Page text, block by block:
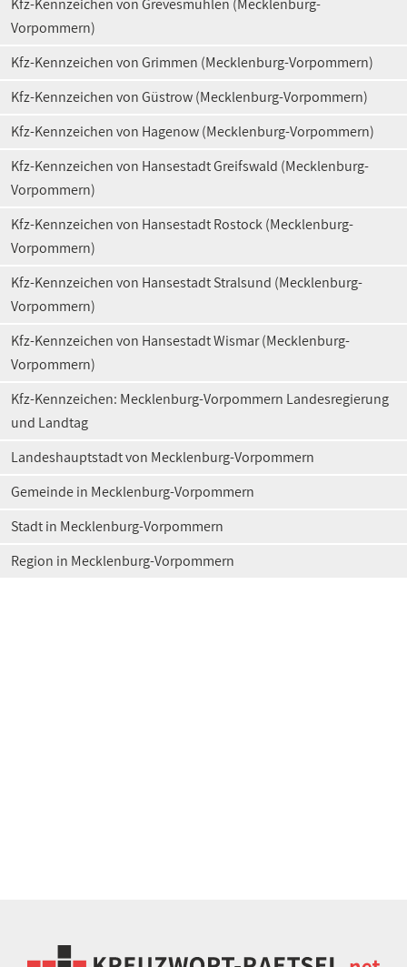
Kfz-Kennzeichen von Grevesmühlen (Mecklenburg-
Vorpommern)
Kfz-Kennzeichen von Grimmen (Mecklenburg-Vorpommern)
Kfz-Kennzeichen von Güstrow (Mecklenburg-Vorpommern)
Kfz-Kennzeichen von Hagenow (Mecklenburg-Vorpommern)
Kfz-Kennzeichen von Hansestadt Greifswald (Mecklenburg-
Vorpommern)
Kfz-Kennzeichen von Hansestadt Rostock (Mecklenburg-
Vorpommern)
Kfz-Kennzeichen von Hansestadt Stralsund (Mecklenburg-
Vorpommern)
Kfz-Kennzeichen von Hansestadt Wismar (Mecklenburg-
Vorpommern)
Kfz-Kennzeichen: Mecklenburg-Vorpommern Landesregierung
und Landtag
Landeshauptstadt von Mecklenburg-Vorpommern
Gemeinde in Mecklenburg-Vorpommern
Stadt in Mecklenburg-Vorpommern
Region in Mecklenburg-Vorpommern